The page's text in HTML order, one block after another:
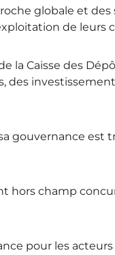
globale et
de leurs
Caisse des
des
gouvernance
hors champ
pour les